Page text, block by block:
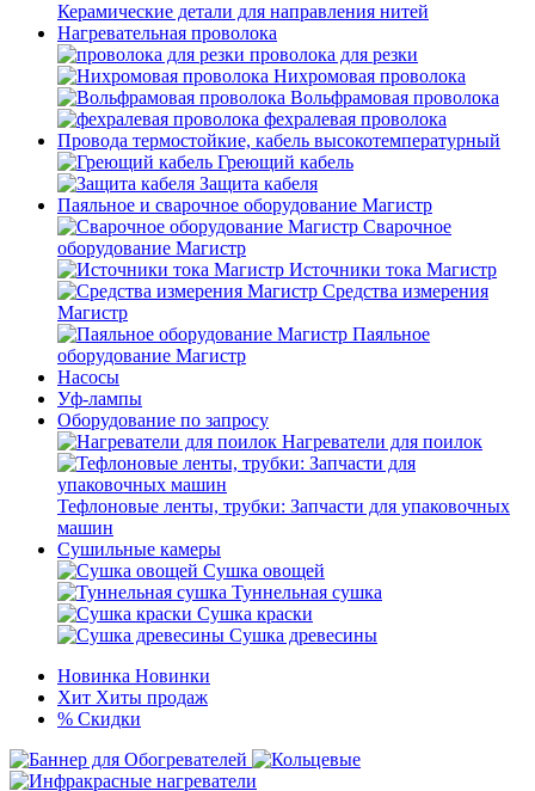
Керамические детали для направления нитей
Нагревательная проволока
проволока для резки
Нихромовая проволока
Вольфрамовая проволока
фехралевая проволока
Провода термостойкие, кабель высокотемпературный
Греющий кабель
Защита кабеля
Паяльное и сварочное оборудование Магистр
Сварочное
оборудование Магистр
Источники тока Магистр
Средства измерения
Магистр
Паяльное
оборудование Магистр
Насосы
Уф-лампы
Оборудование по запросу
Нагреватели для поилок
Тефлоновые ленты, трубки: Запчасти для упаковочных
машин
Сушильные камеры
Сушка овощей
Туннельная сушка
Сушка краски
Сушка древесины
Новинка Новинки
Хит Хиты продаж
% Скидки